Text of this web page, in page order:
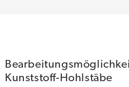
Kunststoff-Hohlstäbe